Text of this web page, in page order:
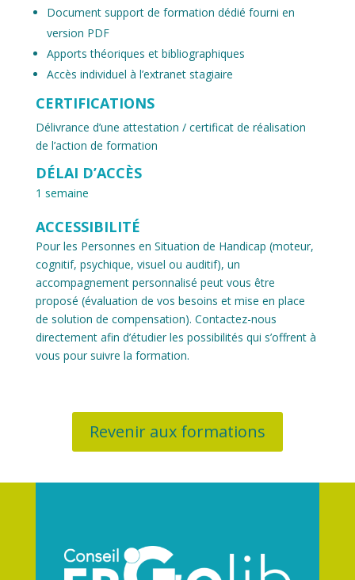
Document support de formation dédié fourni en
version PDF
Apports théoriques et bibliographiques
Accès individuel à l’extranet stagiaire
CERTIFICATIONS
Délivrance d’une attestation / certificat de réalisation
de l’action de formation
DÉLAI D’ACCÈS
1 semaine
ACCESSIBILITÉ
Pour les Personnes en Situation de Handicap (moteur,
cognitif, psychique, visuel ou auditif), un
accompagnement personnalisé peut vous être
proposé (évaluation de vos besoins et mise en place
de solution de compensation). Contactez-nous
directement afin d’étudier les possibilités qui s’offrent à
vous pour suivre la formation.
Revenir aux formations